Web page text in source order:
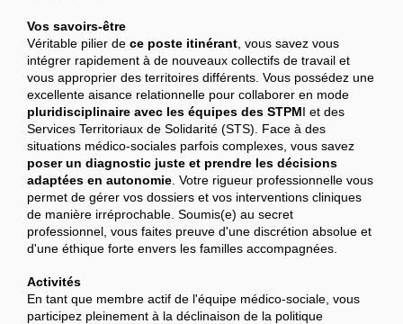
Vos savoirs-être
Véritable pilier de ce poste itinérant , vous savez vous
intégrer rapidement à de nouveaux collectifs de travail et
vous approprier des territoires différents. Vous possédez une
excellente aisance relationnelle pour collaborer en mode
pluridisciplinaire avec les équipes des STPMI et des
Services Territoriaux de Solidarité (STS). Face à des
situations médico-sociales parfois complexes, vous savez
poser un diagnostic juste et prendre les décisions
adaptées en autonomie . Votre rigueur professionnelle vous
permet de gérer vos dossiers et vos interventions cliniques
de manière irréprochable. Soumis(e) au secret
professionnel, vous faites preuve d'une discrétion absolue et
d'une éthique forte envers les familles accompagnées.
Activités
En tant que membre actif de l'équipe médico-sociale, vous
participez pleinement à la déclinaison de la politique